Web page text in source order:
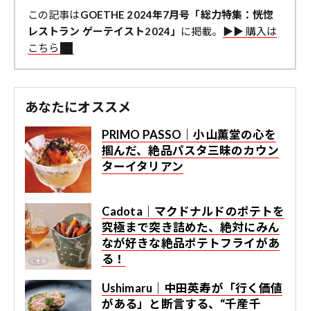
この記事はGOETHE 2024年7月号「総力特集：恍惚
レストラン ゲーテイスト2024」
に掲載。
▶︎▶︎ 購入は
こちら
あなたにオススメ
PRIMO PASSO｜小山薫堂の心を
掴んだ、絶品パスタ三昧のカウン
ターイタリアン
Cadota｜マクドナルドのポテトを
究極まで突き詰めた、絶対にみん
なが好きな絶品ポテトフライがあ
る！
Ushimaru｜中田英寿が「行く価値
がある」と断言する、“千産千